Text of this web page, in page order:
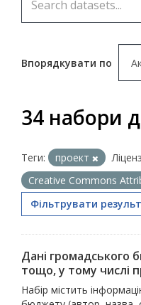
Впорядкувати по
34 набори
Теги: проект
Creative Commons
Фільтрувати
Дані громадського
тощо, у тому числі
Набір містить